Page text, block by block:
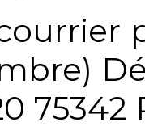
75342